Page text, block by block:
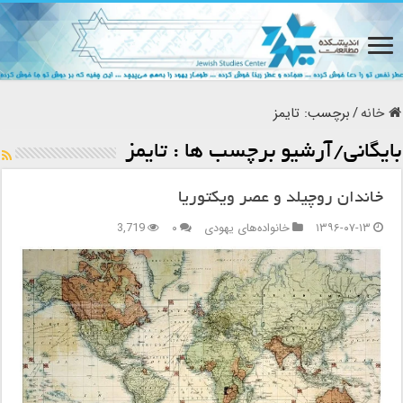
خانه/برچسب:تایمز
بایگانی/آرشیو برچسب ها :تایمز
خاندان روچیلد و عصر ویکتوریا
۱۳۹۶-۰۷-۱۳
خانواده‌های یهودی ۰ 3,719